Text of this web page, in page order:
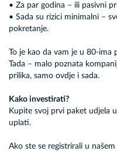
• Za par godina – ili pasivni
• Sada su rizici minimalni –
pokretanje.
To je kao da vam je u 80-
Tada – malo poznata
prilika, samo ovdje i sada.
Kako investirati?
Kupite svoj prvi paket udjela
uplati.
Ako ste se registrirali u